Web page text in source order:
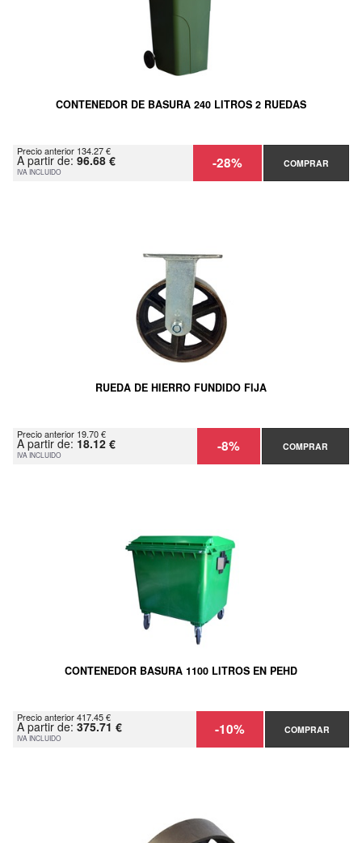
CONTENEDOR DE BASURA 240 LITROS 2 RUEDAS
Precio anterior 134.27 €
A partir de: 96.68 €
IVA INCLUIDO -28% COMPRAR
RUEDA DE HIERRO FUNDIDO FIJA
Precio anterior 19.70 €
A partir de: 18.12 €
IVA INCLUIDO -8% COMPRAR
CONTENEDOR BASURA 1100 LITROS EN PEHD
Precio anterior 417.45 €
A partir de: 375.71 €
IVA INCLUIDO -10% COMPRAR